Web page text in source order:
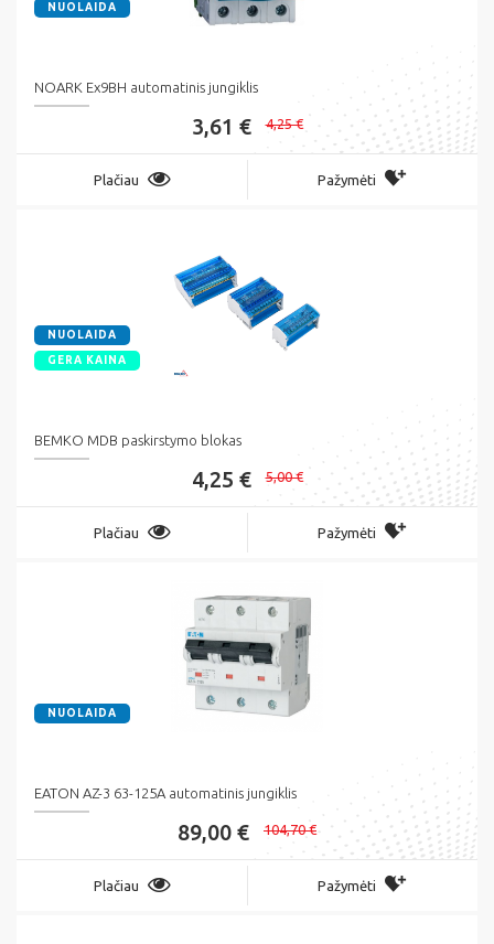
NUOLAIDA
NOARK Ex9BH automatinis jungiklis
3,61 € 4,25 €
Plačiau Pažymėti
NUOLAIDA
GERA KAINA
BEMKO MDB paskirstymo blokas
4,25 € 5,00 €
Plačiau Pažymėti
NUOLAIDA
EATON AZ-3 63-125A automatinis jungiklis
89,00 € 104,70 €
Plačiau Pažymėti